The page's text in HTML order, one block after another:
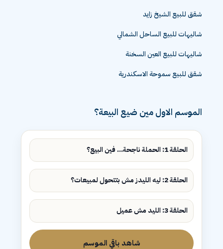
شقق للبيع الشيخ زايد
شاليهات للبيع الساحل الشمالي
شاليهات للبيع العين السخنة
شقق للبيع سموحة الاسكندرية
الموسم الاول مين ضيع البيعة؟
الحلقة 1: الحملة ناجحة... فين البيع؟
الحلقة 2: ليه الليدز مش بتتحول لمبيعات؟
الحلقة 3: الليد مش عميل
شاهد باقي الموسم